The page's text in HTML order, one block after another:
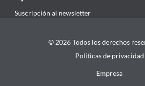
Suscripción al newsletter
© 2026 Todos los derechos
Politicas de privacidad
Empresa